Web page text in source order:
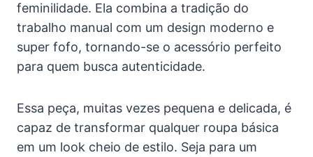
feminilidade. Ela combina a tradição do
trabalho manual com um design moderno e
super fofo, tornando-se o acessório perfeito
para quem busca autenticidade.
Essa peça, muitas vezes pequena e delicada, é
capaz de transformar qualquer roupa básica
em um look cheio de estilo. Seja para um